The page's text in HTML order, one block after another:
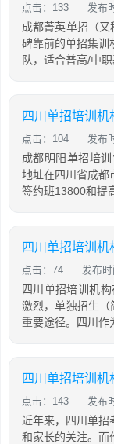
点击：133 发布
成都菁英单招（又
碑靠前的单招集训
队，适合普高/中
点击：104 发布
成都明阳单招培
地址在四川省成都
签约班13800和提
点击：74 发布
四川单招培训机
激烈，单独招生（
重要途径。四川作
点击：143 发布
近年来，四川单招
和家长的关注。而